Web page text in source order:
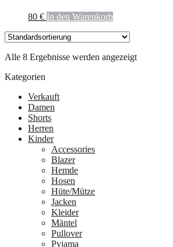
80 € In den Warenkorb
Alle 8 Ergebnisse werden angezeigt
Kategorien
Verkauft
Damen
Shorts
Herren
Kinder
Accessories
Blazer
Hemde
Hosen
Hüte/Mütze
Jacken
Kleider
Mäntel
Pullover
Pyjama